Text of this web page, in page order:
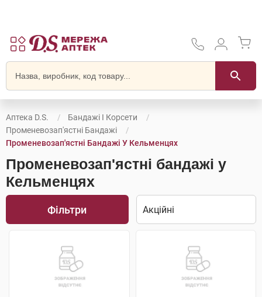
Аптека D.S.
Бандажі І Корсети
Променевозап'ястні Бандажі
Променевозап'ястні Бандажі У Кельменцях
Променевозап'ястні бандажі у
Кельменцях
Фільтри